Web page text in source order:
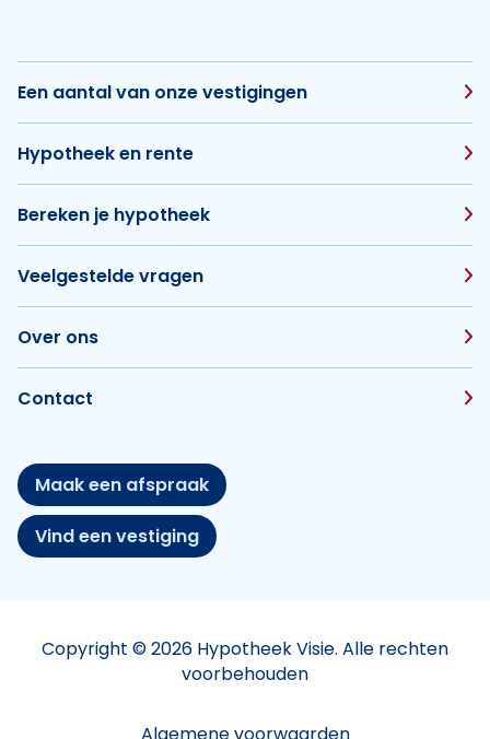
Een aantal van onze vestigingen
Hypotheek en rente
Bereken je hypotheek
Veelgestelde vragen
Over ons
Contact
Maak een afspraak
Vind een vestiging
Copyright © 2026 Hypotheek Visie. Alle rechten
voorbehouden
Algemene voorwaarden